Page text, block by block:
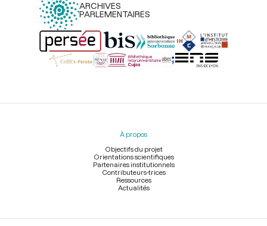
ARCHIVES
PARLEMENTAIRES
Menu
À propos
Objectifs du projet
Orientations scientifiques
Partenaires institutionnels
Contributeurs-trices
Ressources
Actualités